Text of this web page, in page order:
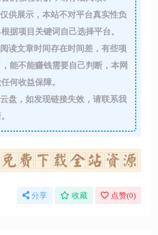
供展示，本站不对平台真实性负
据项目关键词自己选择平台。
读文章时间存在时间差，有些项
能不能赚钱需要自己判断，本网
何收益保障。
盘，如发现链接失效，请联系我
分享 收藏 点赞(0)